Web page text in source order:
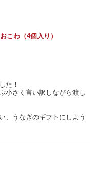
こわ（4個入り）
た！
小さく言い訳しながら渡し
、うなぎのギフトにしよう